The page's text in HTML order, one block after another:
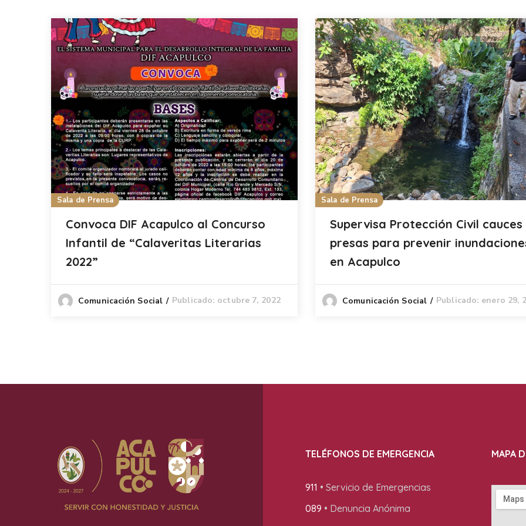
Sala de Prensa
Convoca DIF Acapulco al Concurso
Infantil de “Calaveritas Literarias
2022”
Comunicación Social Publicado: octubre 7, 2022
Sala de Prensa
Supervisa Protección Civil cauces
presas para prevenir
en Acapulco
Comunicación Social Publicado: enero 29,
TELÉFONOS DE EMERGENCIA
911 • Servicio de Emergencias
089 • Denuncia Anónima
MAPA